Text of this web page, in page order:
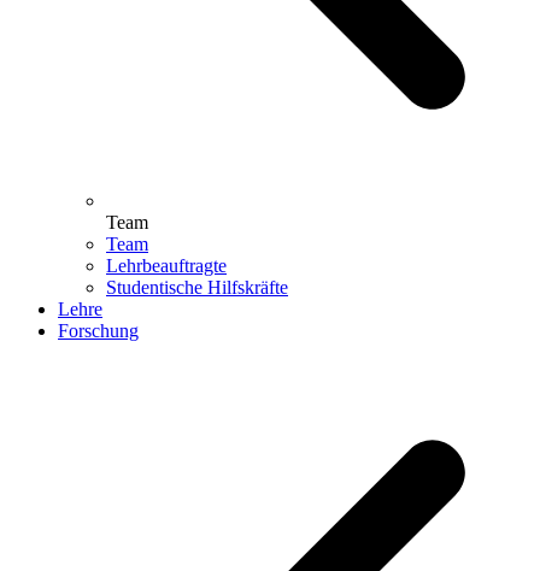
Team
Team
Lehrbeauftragte
Studentische Hilfskräfte
Lehre
Forschung